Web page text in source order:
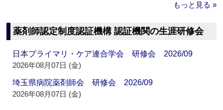
もっと見る »
薬剤師認定制度認証機構 認証機関の生涯研修会
日本プライマリ・ケア連合学会 研修会 2026/09
2026年08月07日 (金)
埼玉県病院薬剤師会 研修会 2026/09
2026年08月07日 (金)